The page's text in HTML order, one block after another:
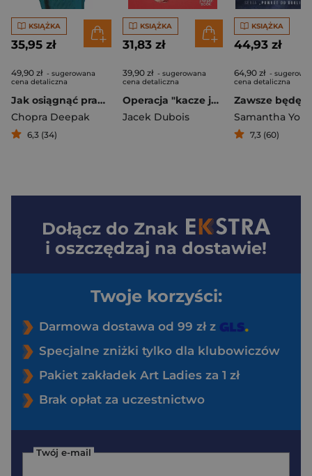
KSIĄŻKA
35,95 zł
49,90 zł - sugerowana
cena detaliczna
Jak osiągnąć prawdziwe i trwałe szczęście
Chopra Deepak
6,3 (34)
KSIĄŻKA
31,83 zł
39,90 zł - sugerowana
cena detaliczna
Operacja "kacze jaja"
Jacek Dubois
KSIĄŻKA
44,93 zł
64,90 zł -
cena detaliczna
Samantha
7,3 (60)
Dołącz do Znak
i oszczędzaj na dostawie!
Twoje korzyści:
Darmowa dostawa od 99 zł z
Specjalne zniżki tylko dla klubowiczów
Pakiet zakładek Art Ladies za 1 zł
Brak opłat za uczestnictwo
Twój e-mail